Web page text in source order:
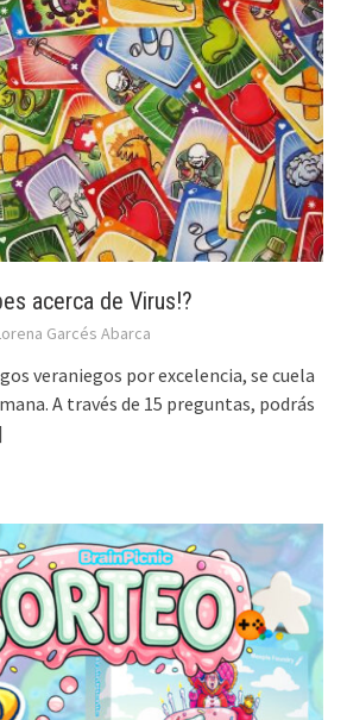
acerca de Virus!?
Garcés Abarca
veraniegos por excelencia, se cuela
A través de 15 preguntas, podrás